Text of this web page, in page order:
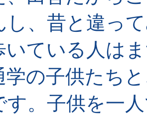
し、昔と違っ
いている人は
学の子供たち
す。子供を一